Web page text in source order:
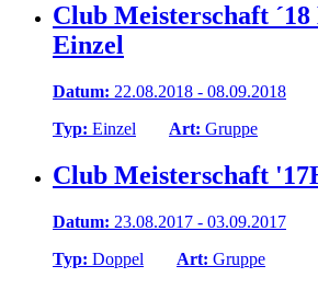
Club Meisterschaft
Einzel
Datum: 22.08.2018 - 08.09.2018
Typ: Einzel Art: Gruppe
Club Meisterschaft
Datum: 23.08.2017 - 03.09.2017
Typ: Doppel Art: Gruppe